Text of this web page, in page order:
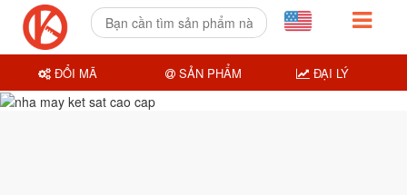
ĐỔI MÃ SẢN PHẨM ĐẠI LÝ